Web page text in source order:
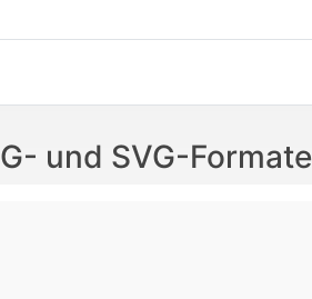
und SVG-